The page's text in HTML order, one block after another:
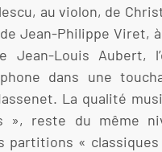
au violon, de
Jean-Philippe Viret,
Jean-Louis Aubert,
dans une
La qualité
», reste du même
partitions «